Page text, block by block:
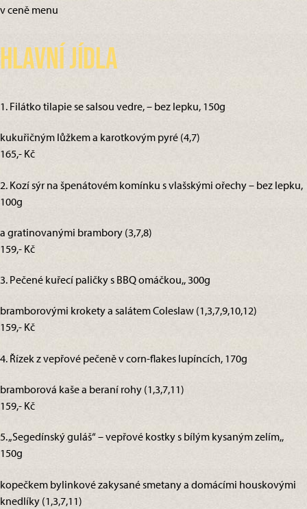
v ceně menu
Hlavní jídla
1. Filátko tilapie se salsou vedre, – bez lepku, 150g
kukuřičným lůžkem a karotkovým pyré (4,7)
165,- Kč
2. Kozí sýr na špenátovém komínku s vlašskými ořechy – bez lepku,
100g
a gratinovanými brambory (3,7,8)
159,- Kč
3. Pečené kuřecí paličky s BBQ omáčkou,, 300g
bramborovými krokety a salátem Coleslaw (1,3,7,9,10,12)
159,- Kč
4. Řízek z vepřové pečeně v corn-flakes lupíncích, 170g
bramborová kaše a beraní rohy (1,3,7,11)
159,- Kč
5. „Segedínský guláš“ – vepřové kostky s bílým kysaným zelím,,
150g
kopečkem bylinkové zakysané smetany a domácími houskovými
knedlíky (1,3,7,11)